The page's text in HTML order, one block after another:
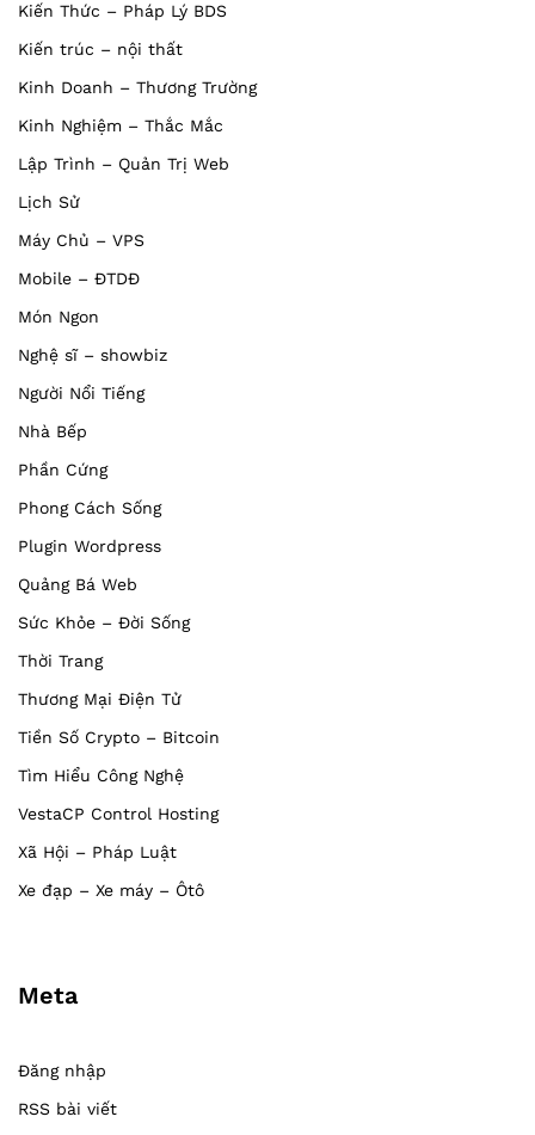
Kiến Thức – Pháp Lý BDS
Kiến trúc – nội thất
Kinh Doanh – Thương Trường
Kinh Nghiệm – Thắc Mắc
Lập Trình – Quản Trị Web
Lịch Sử
Máy Chủ – VPS
Mobile – ĐTDĐ
Món Ngon
Nghệ sĩ – showbiz
Người Nổi Tiếng
Nhà Bếp
Phần Cứng
Phong Cách Sống
Plugin Wordpress
Quảng Bá Web
Sức Khỏe – Đời Sống
Thời Trang
Thương Mại Điện Tử
Tiền Số Crypto – Bitcoin
Tìm Hiểu Công Nghệ
VestaCP Control Hosting
Xã Hội – Pháp Luật
Xe đạp – Xe máy – Ôtô
Meta
Đăng nhập
RSS bài viết